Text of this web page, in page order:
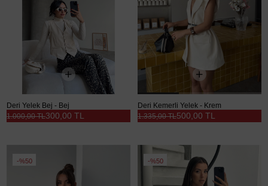
Deri Yelek Bej - Bej
300,00 TL
1.000,00 TL
Deri Kemerli Yelek - Krem
500,00 TL
1.335,00 TL
%50 %50